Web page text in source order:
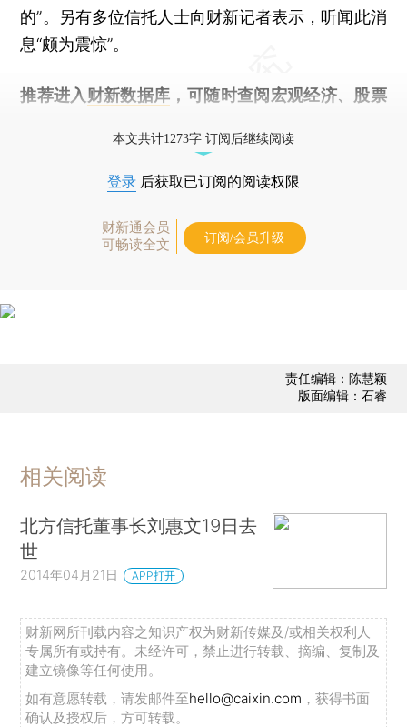
的”。另有多位信托人士向财新记者表示，听闻此消
息“颇为震惊”。
推荐进入 财新数据库 ，可随时查阅宏观经济、股票
本文共计1273字 订阅后继续阅读
登录 后获取已订阅的阅读权限
财新通会员
可畅读全文
订阅/会员升级
责任编辑：陈慧颖
版面编辑：石睿
相关阅读
北方信托董事长刘惠文19日去
世
2014年04月21日 APP打开
财新网所刊载内容之知识产权为财新传媒及/或相关权利人
专属所有或持有。未经许可，禁止进行转载、摘编、复制及
建立镜像等任何使用。
如有意愿转载，请发邮件至hello@caixin.com ，获得书面
确认及授权后，方可转载。